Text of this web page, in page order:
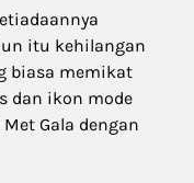
itu kehilangan
biasa memikat
dan ikon mode
Gala dengan